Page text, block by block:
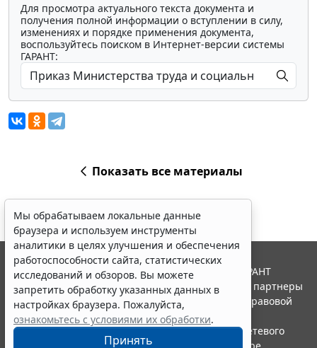
Для просмотра актуального текста документа и
получения полной информации о вступлении в силу,
изменениях и порядке применения документа,
воспользуйтесь поиском в Интернет-версии системы
ГАРАНТ:
Показать все материалы
Мы обрабатываем локальные данные
браузера и используем инструменты
аналитики в целях улучшения и обеспечения
работоспособности сайта, статистических
исследований и обзоров. Вы можете
запретить обработку указанных данных в
настройках браузера. Пожалуйста,
ознакомьтесь с условиями их обработки.
Принять
© ООО "НПП "ГАРАНТ-СЕРВИС", 2026. Система ГАРАНТ
выпускается с 1990 года. Компания "Гарант" и ее партнеры
являются участниками Российской ассоциации правовой
информации ГАРАНТ.
Портал ГАРАНТ.РУ зарегистрирован в качестве сетевого